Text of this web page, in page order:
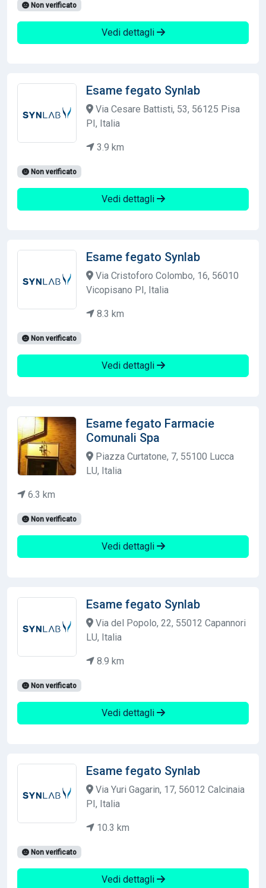
Non verificato
Vedi dettagli
Esame fegato Synlab
Via Cesare Battisti, 53, 56125 Pisa
PI, Italia
3.9 km
Non verificato
Vedi dettagli
Esame fegato Synlab
Via Cristoforo Colombo, 16, 56010
Vicopisano PI, Italia
8.3 km
Non verificato
Vedi dettagli
Esame fegato Farmacie
Comunali Spa
Piazza Curtatone, 7, 55100 Lucca
LU, Italia
6.3 km
Non verificato
Vedi dettagli
Esame fegato Synlab
Via del Popolo, 22, 55012 Capannori
LU, Italia
8.9 km
Non verificato
Vedi dettagli
Esame fegato Synlab
Via Yuri Gagarin, 17, 56012 Calcinaia
PI, Italia
10.3 km
Non verificato
Vedi dettagli